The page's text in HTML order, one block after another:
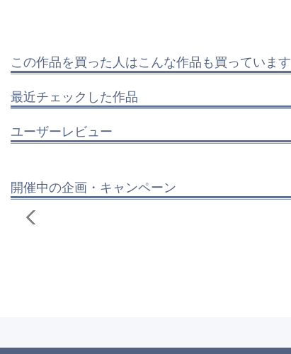
この作品を買った人はこんな作品も買っています
最近チェックした作品
ユーザーレビュー
開催中の企画・キャンペーン